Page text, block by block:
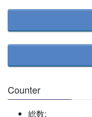
Counter
総数: